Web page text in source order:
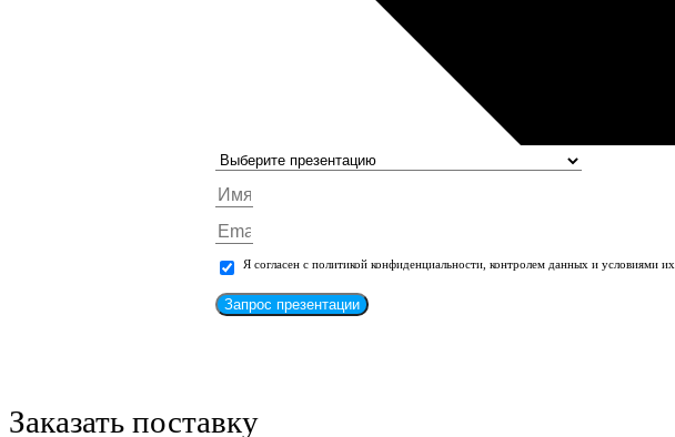
Я согласен с политикой конфиденциальности, контролем данных и условиями
Запрос презентации
Заказать поставку